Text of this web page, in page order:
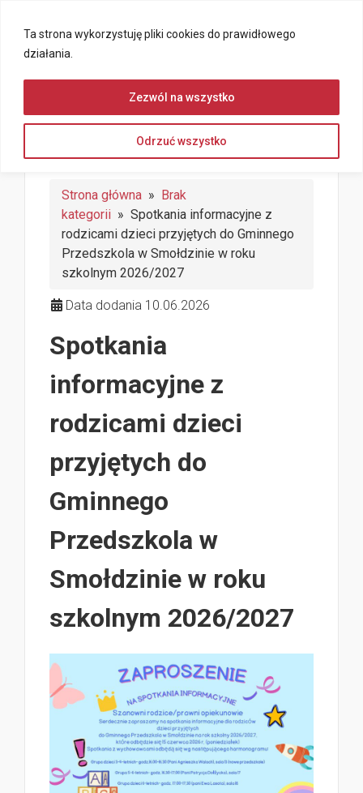
Ta strona wykorzystuję pliki cookies do prawidłowego
działania.
Odrzuć wszystko
Zezwól na wszystko
Strona główna » Brak
kategorii » Spotkania informacyjne z
rodzicami dzieci przyjętych do Gminnego
Przedszkola w Smołdzinie w roku
szkolnym 2026/2027
Data dodania 10.06.2026
Spotkania
informacyjne z
rodzicami dzieci
przyjętych do
Gminnego
Przedszkola w
Smołdzinie w roku
szkolnym 2026/2027